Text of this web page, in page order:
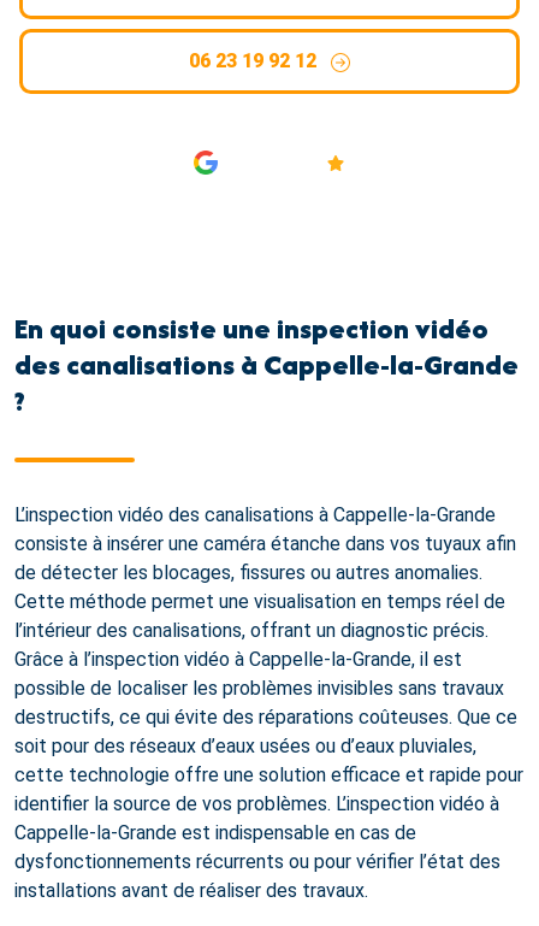
06 23 19 92 12
En quoi consiste une inspection vidéo
des canalisations à Cappelle-la-Grande
?
L’inspection vidéo des canalisations à Cappelle-la-Grande
consiste à insérer une caméra étanche dans vos tuyaux afin
de détecter les blocages, fissures ou autres anomalies.
Cette méthode permet une visualisation en temps réel de
l’intérieur des canalisations, offrant un diagnostic précis.
Grâce à l’inspection vidéo à Cappelle-la-Grande, il est
possible de localiser les problèmes invisibles sans travaux
destructifs, ce qui évite des réparations coûteuses. Que ce
soit pour des réseaux d’eaux usées ou d’eaux pluviales,
cette technologie offre une solution efficace et rapide pour
identifier la source de vos problèmes. L’inspection vidéo à
Cappelle-la-Grande est indispensable en cas de
dysfonctionnements récurrents ou pour vérifier l’état des
installations avant de réaliser des travaux.